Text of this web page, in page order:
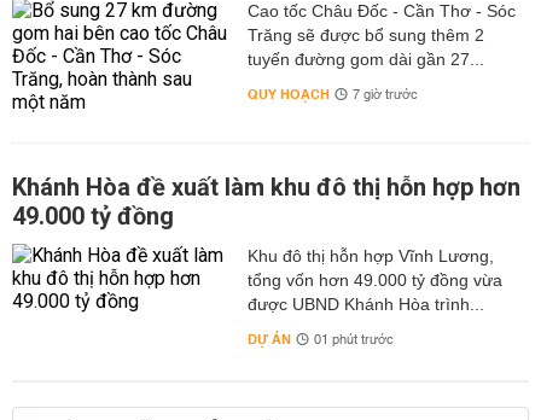
Cao tốc Châu Đốc - Cần Thơ - Sóc
Trăng sẽ được bổ sung thêm 2
tuyến đường gom dài gần 27...
QUY HOẠCH 7 giờ trước
Khánh Hòa đề xuất làm khu đô thị hỗn hợp hơn
49.000 tỷ đồng
Khu đô thị hỗn hợp Vĩnh Lương,
tổng vốn hơn 49.000 tỷ đồng vừa
được UBND Khánh Hòa trình...
DỰ ÁN 01 phút trước